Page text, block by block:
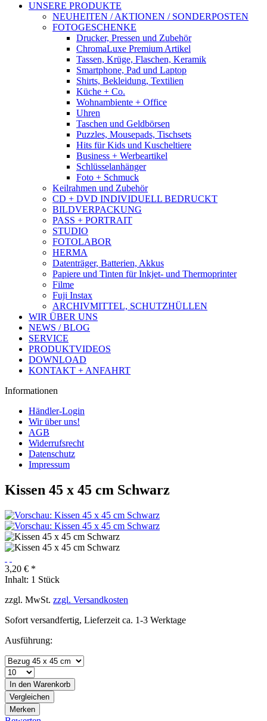
UNSERE PRODUKTE
NEUHEITEN / AKTIONEN / SONDERPOSTEN
FOTOGESCHENKE
Drucker, Pressen und Zubehör
ChromaLuxe Premium Artikel
Tassen, Krüge, Flaschen, Keramik
Smartphone, Pad und Laptop
Shirts, Bekleidung, Textilien
Küche + Co.
Wohnambiente + Office
Uhren
Taschen und Geldbörsen
Puzzles, Mousepads, Tischsets
Hits für Kids und Kuscheltiere
Business + Werbeartikel
Schlüsselanhänger
Foto + Schmuck
Keilrahmen und Zubehör
CD + DVD INDIVIDUELL BEDRUCKT
BILDVERPACKUNG
PASS + PORTRAIT
STUDIO
FOTOLABOR
HERMA
Datenträger, Batterien, Akkus
Papiere und Tinten für Inkjet- und Thermoprinter
Filme
Fuji Instax
ARCHIVMITTEL, SCHUTZHÜLLEN
WIR ÜBER UNS
NEWS / BLOG
SERVICE
PRODUKTVIDEOS
DOWNLOAD
KONTAKT + ANFAHRT
Informationen
Händler-Login
Wir über uns!
AGB
Widerrufsrecht
Datenschutz
Impressum
Kissen 45 x 45 cm Schwarz
3,20 € *
Inhalt: 1 Stück
zzgl. MwSt. zzgl. Versandkosten
Sofort versandfertig, Lieferzeit ca. 1-3 Werktage
Ausführung:
In den Warenkorb
Vergleichen
Merken